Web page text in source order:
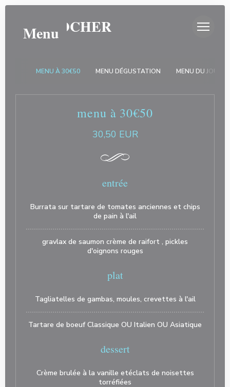
Personalizzazione delle tue scelte sui cookie
AU CLOCHER
Menu
menu à 30€50
30,50 EUR
entrée
Burrata sur tartare de tomates anciennes et chips
de pain à l'ail
gravlax de saumon crème de raifort , pickles
d'oignons rouges
plat
Tagliatelles de gambas, moules, crevettes à l'ail
Tartare de boeuf Classique OU Italien OU Asiatique
dessert
Crème brulée à la vanille etéclats de noisettes
torréfiées
MENU À 30€50 MENU DÉGUSTATION MENU DU JOUR (